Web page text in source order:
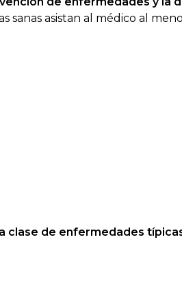
sanas asistan al médico al
clase de enfermedades